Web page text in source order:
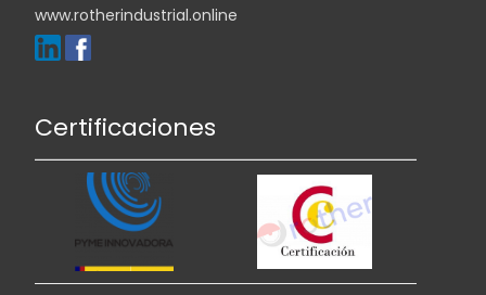
www.rotherindustrial.online
Certificaciones